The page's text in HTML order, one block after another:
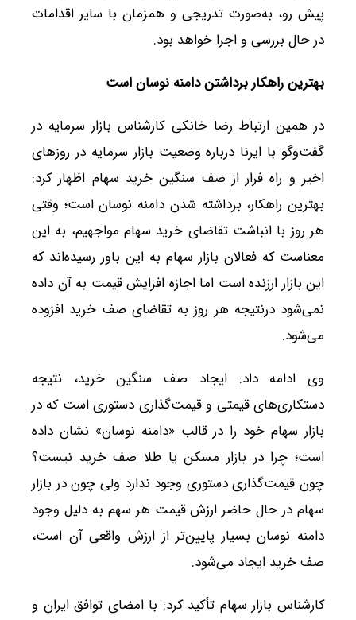
پیش رو، به‌صورت تدریجی و همزمان با سایر اقدامات
در حال بررسی و اجرا خواهد بود.
بهترین راهکار برداشتن دامنه نوسان است
در همین ارتباط رضا خانکی کارشناس بازار سرمایه در
گفت‌وگو با ایرنا درباره وضعیت بازار سرمایه در روزهای
اخیر و راه فرار از صف سنگین خرید سهام اظهار کرد:
بهترین راهکار، برداشته شدن دامنه نوسان است؛ وقتی
هر روز با انباشت تقاضای خرید سهام مواجهیم، به این
معناست که فعالان بازار سهام به این باور رسیده‌اند که
این بازار ارزنده است اما اجازه افزایش قیمت به آن داده
نمی‌شود درنتیجه هر روز به تقاضای صف خرید افزوده
می‌شود.
وی ادامه داد: ایجاد صف سنگین خرید، نتیجه
دستکاری‌های قیمتی و قیمت‌گذاری دستوری است که در
بازار سهام خود را در قالب «دامنه نوسان» نشان داده
است؛ چرا در بازار مسکن یا طلا صف خرید نیست؟
چون قیمت‌گذاری دستوری وجود ندارد ولی چون در بازار
سهام در حال حاضر ارزش قیمت هر سهم به دلیل وجود
دامنه نوسان بسیار پایین‌تر از ارزش واقعی آن است،
صف خرید ایجاد می‌شود.
کارشناس بازار سهام تأکید کرد: با امضای توافق ایران و